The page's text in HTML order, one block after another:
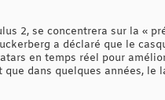
2, se concentrera sur la «
a déclaré que le
en temps réel pour
dans quelques années, le